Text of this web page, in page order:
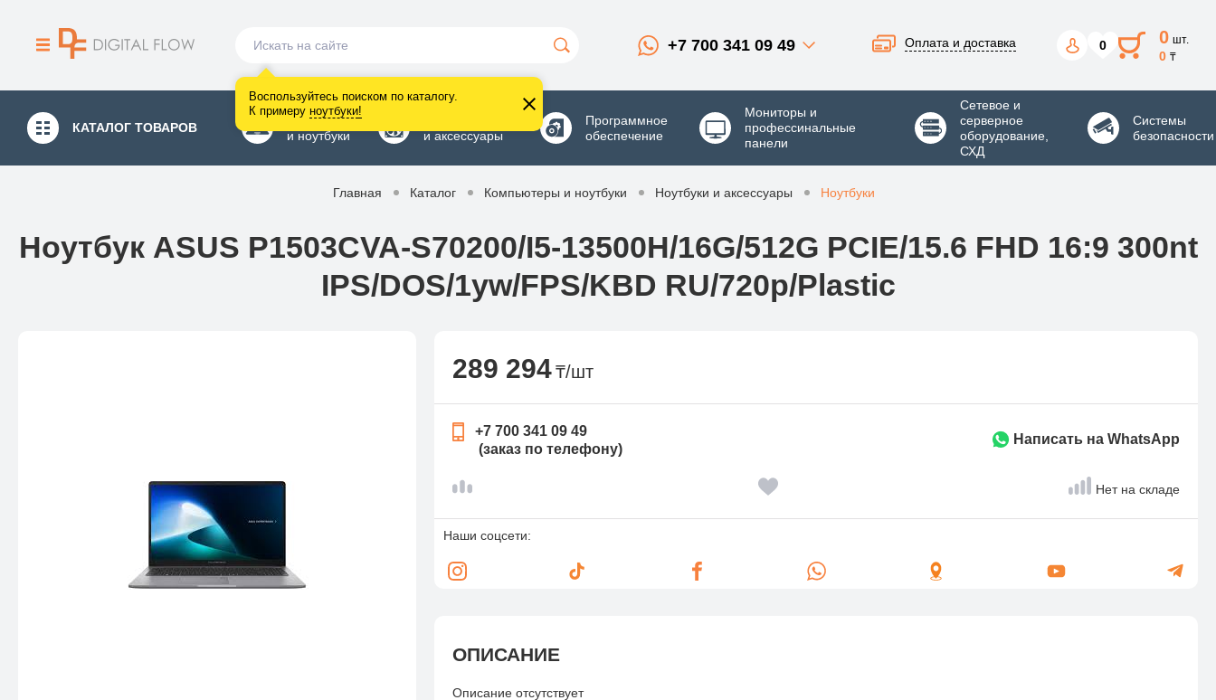
Воспользуйтесь поиском по каталогу.
К примеру ноутбуки!
+7 700 341 09 49 Оплата и доставка 0 0 шт.
0 ₸
КАТАЛОГ ТОВАРОВ
Компьютеры
и ноутбуки
и аксессуары
Программное
обеспечение
Мониторы и
профессинальные
панели
Сетевое и
серверное
оборудование,
СХД
Системы
безопасности
Главная Каталог Компьютеры и ноутбуки Ноутбуки и аксессуары Ноутбуки
Ноутбук ASUS P1503CVA-S70200/I5-13500H/16G/512G PCIE/15.6 FHD 16:9 300nt
IPS/DOS/1yw/FPS/KBD RU/720p/Plastic
ОПИСАНИЕ
Описание отсутствует
289 294₸/шт
+7 700 341 09 49
(заказ по телефону)
Написать на WhatsApp
Нет на складе
Наши соцсети: